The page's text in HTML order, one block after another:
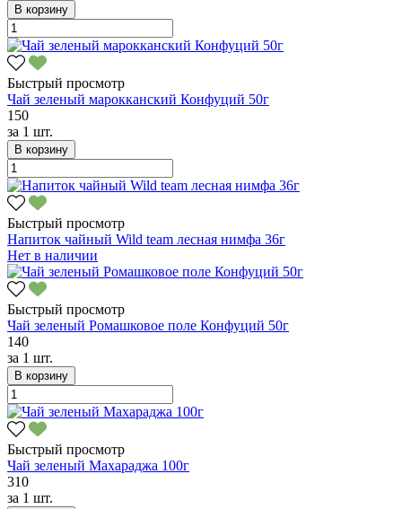
В корзину
Быстрый просмотр
Чай зеленый марокканский Конфуций 50г
150
за 1 шт.
В корзину
Быстрый просмотр
Напиток чайный Wild team лесная нимфа 36г
Нет в наличии
Быстрый просмотр
Чай зеленый Ромашковое поле Конфуций 50г
140
за 1 шт.
В корзину
Быстрый просмотр
Чай зеленый Махараджа 100г
310
за 1 шт.